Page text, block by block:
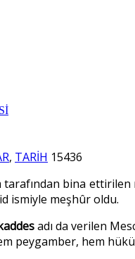
, TARİH 15436
tarafından bina
ismiyle meşhûr oldu.
adı da verilen
peygamber, hem